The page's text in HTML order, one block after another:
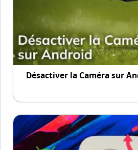
Désactiver la Caméra sur